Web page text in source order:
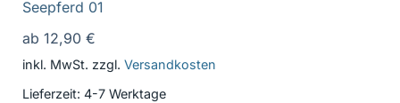
Seepferd 01
ab 12,90 €
inkl. MwSt. zzgl. Versandkosten
Lieferzeit: 4-7 Werktage